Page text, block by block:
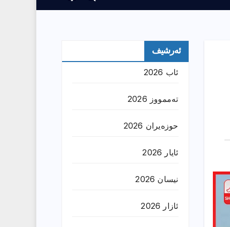
ئەرشیف
ئاب 2026
تەممووز 2026
حوزه‌یران 2026
ئایار 2026
نیسان 2026
ئازار 2026